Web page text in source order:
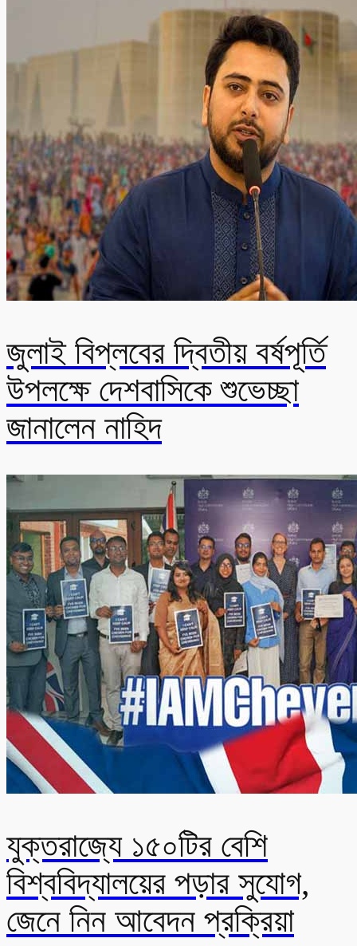
জুলাই বিপ্লবের দ্বিতীয় বর্ষপূর্তি
উপলক্ষে দেশবাসিকে শুভেচ্ছা
জানালেন নাহিদ
যুক্তরাজ্যে ১৫০টির বেশি
বিশ্ববিদ্যালয়ের পড়ার সুযোগ,
জেনে নিন আবেদন প্রক্রিয়া